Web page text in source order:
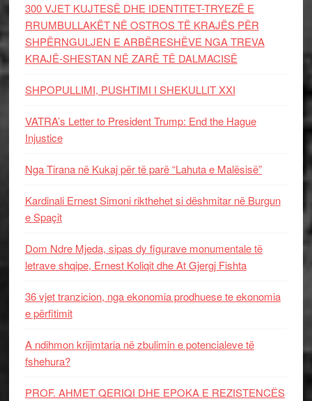
300 VJET KUJTESË DHE IDENTITET-TRYEZË E
RRUMBULLAKËT NË OSTROS TË KRAJËS PËR
SHPËRNGULJEN E ARBËRESHËVE NGA TREVA
KRAJË-SHESTAN NË ZARË TË DALMACISË
SHPOPULLIMI, PUSHTIMI I SHEKULLIT XXI
VATRA’s Letter to President Trump: End the Hague
Injustice
Nga Tirana në Kukaj për të parë “Lahuta e Malësisë”
Kardinali Ernest Simoni rikthehet si dëshmitar në Burgun
e Spaçit
Dom Ndre Mjeda, sipas dy figurave monumentale të
letrave shqipe, Ernest Koliqit dhe At Gjergj Fishta
36 vjet tranzicion, nga ekonomia prodhuese te ekonomia
e përfitimit
A ndihmon krijimtaria në zbulimin e potencialeve të
fshehura?
PROF. AHMET QERIQI DHE EPOKA E REZISTENCЁS